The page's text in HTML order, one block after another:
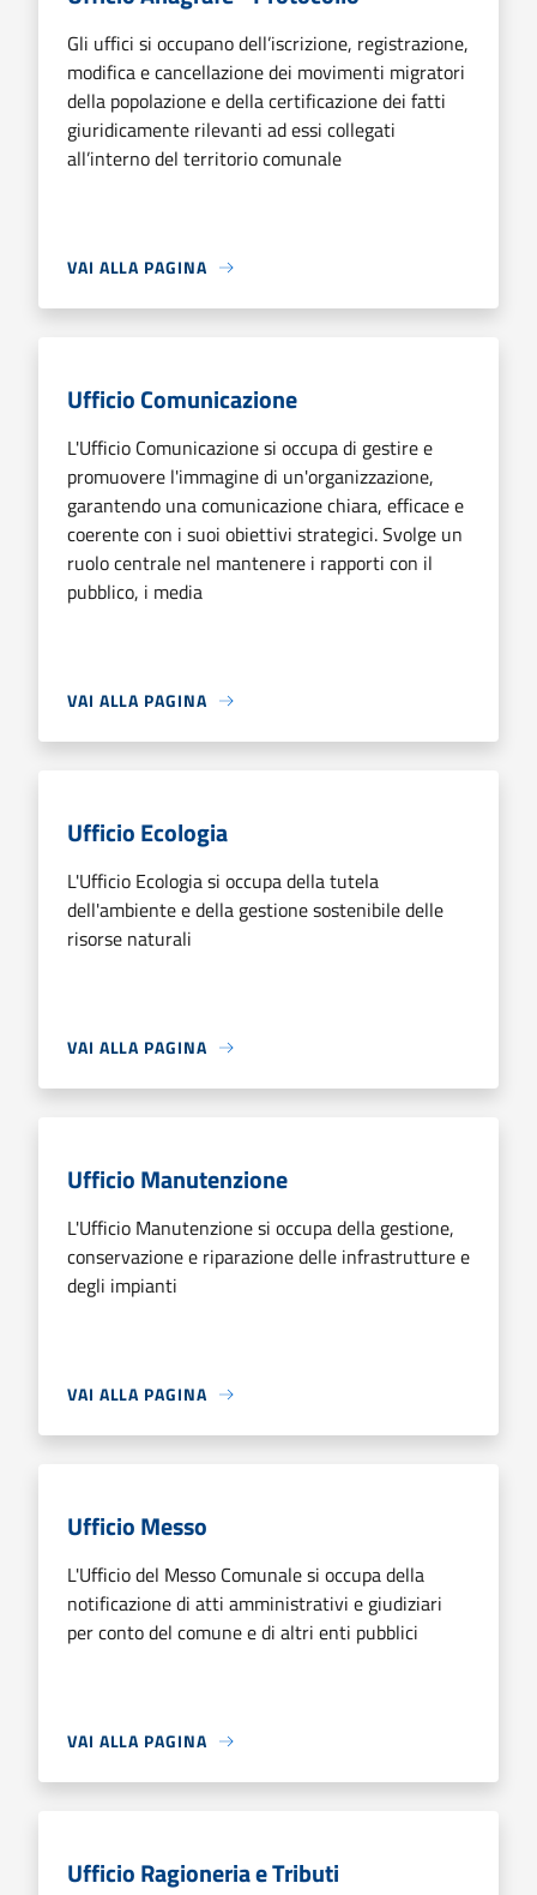
Gli uffici si occupano dell’iscrizione, registrazione,
modifica e cancellazione dei movimenti migratori
della popolazione e della certificazione dei fatti
giuridicamente rilevanti ad essi collegati
all’interno del territorio comunale
VAI ALLA PAGINA
Ufficio Comunicazione
L'Ufficio Comunicazione si occupa di gestire e
promuovere l'immagine di un'organizzazione,
garantendo una comunicazione chiara, efficace e
coerente con i suoi obiettivi strategici. Svolge un
ruolo centrale nel mantenere i rapporti con il
pubblico, i media
VAI ALLA PAGINA
Ufficio Ecologia
L'Ufficio Ecologia si occupa della tutela
dell'ambiente e della gestione sostenibile delle
risorse naturali
VAI ALLA PAGINA
Ufficio Manutenzione
L'Ufficio Manutenzione si occupa della gestione,
conservazione e riparazione delle infrastrutture e
degli impianti
VAI ALLA PAGINA
Ufficio Messo
L'Ufficio del Messo Comunale si occupa della
notificazione di atti amministrativi e giudiziari
per conto del comune e di altri enti pubblici
VAI ALLA PAGINA
Ufficio Ragioneria e Tributi